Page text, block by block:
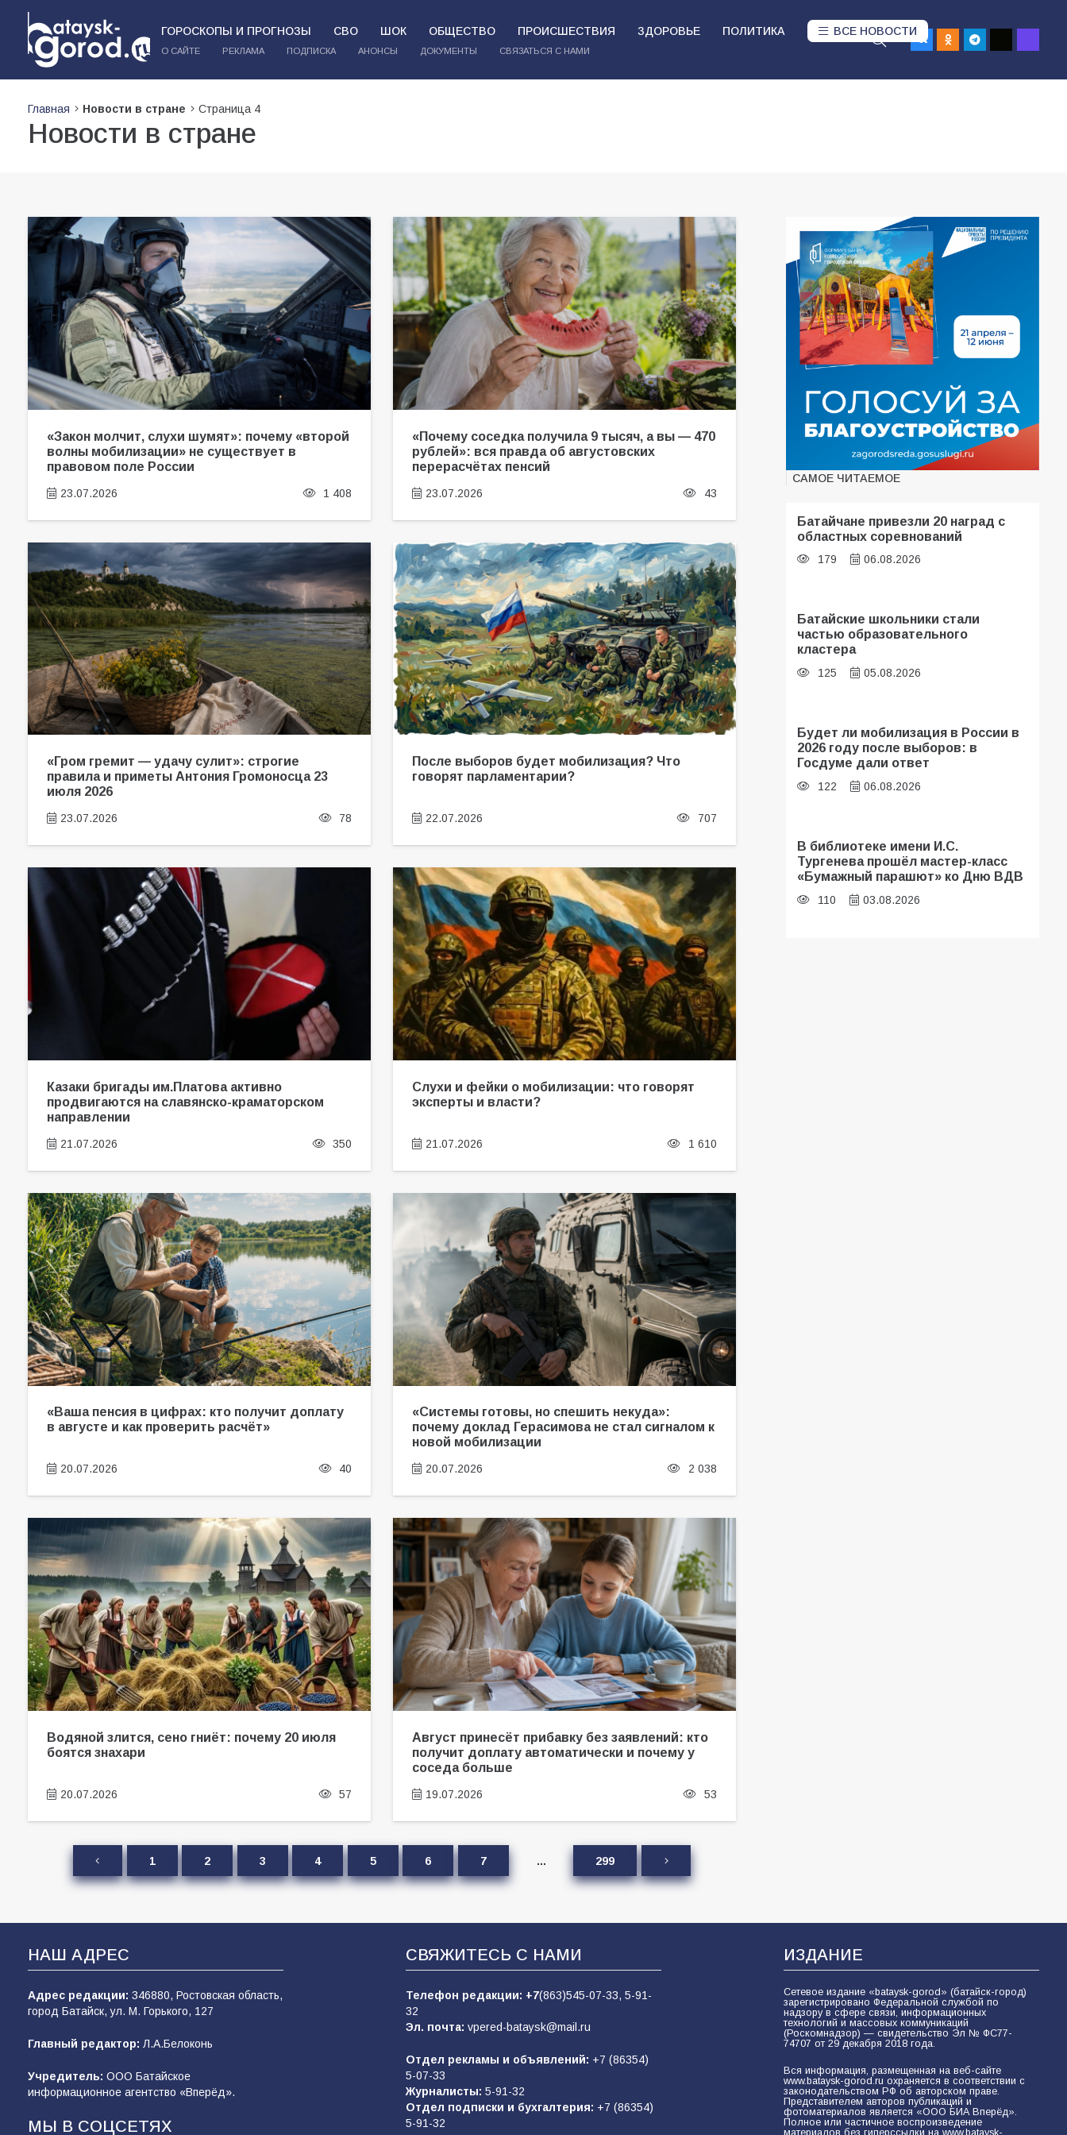
ГОРОСКОПЫ И ПРОГНОЗЫ СВО ШОК ОБЩЕСТВО ПРОИСШЕСТВИЯ ЗДОРОВЬЕ ПОЛИТИКА ВСЕ НОВОСТИ
О САЙТЕ РЕКЛАМА ПОДПИСКА АНОНСЫ ДОКУМЕНТЫ СВЯЗАТЬСЯ С НАМИ
Главная Новости в стране Страница 4
Новости в стране
«Закон молчит, слухи шумят»: почему «второй
волны мобилизации» не существует в
правовом поле России
23.07.2026 1 408
«Почему соседка получила 9 тысяч, а вы — 470
рублей»: вся правда об августовских
перерасчётах пенсий
23.07.2026 43
«Гром гремит — удачу сулит»: строгие
правила и приметы Антония Громоносца 23
июля 2026
23.07.2026 78
После выборов будет мобилизация? Что
говорят парламентарии?
22.07.2026 707
Казаки бригады им.Платова активно
продвигаются на славянско-краматорском
направлении
21.07.2026 350
Слухи и фейки о мобилизации: что говорят
эксперты и власти?
21.07.2026 1 610
«Ваша пенсия в цифрах: кто получит доплату
в августе и как проверить расчёт»
20.07.2026 40
«Системы готовы, но спешить некуда»:
почему доклад Герасимова не стал сигналом к
новой мобилизации
20.07.2026 2 038
Водяной злится, сено гниёт: почему 20 июля
боятся знахари
20.07.2026 57
Август принесёт прибавку без заявлений: кто
получит доплату автоматически и почему у
соседа больше
19.07.2026 53
1 2 3 4 5 6 7 … 299
САМОЕ ЧИТАЕМОЕ
Батайчане привезли 20 наград с
областных соревнований
179 06.08.2026
Батайские школьники стали
частью образовательного
кластера
125 05.08.2026
Будет ли мобилизация в России в
2026 году после выборов: в
Госдуме дали ответ
122 06.08.2026
В библиотеке имени И.С.
Тургенева прошёл мастер-класс
«Бумажный парашют» ко Дню ВДВ
110 03.08.2026
НАШ АДРЕС
Адрес редакции: 346880, Ростовская область,
город Батайск, ул. М. Горького, 127
Главный редактор: Л.А.Белоконь
Учредитель: ООО Батайское
информационное агентство «Вперёд».
МЫ В СОЦСЕТЯХ
СВЯЖИТЕСЬ С НАМИ
Телефон редакции: +7(863)545-07-33, 5-91-
32
Эл. почта: vpered-bataysk@mail.ru
Отдел рекламы и объявлений: +7 (86354)
5-07-33
Журналисты: 5-91-32
Отдел подписки и бухгалтерия: +7 (86354)
5-91-32
ИЗДАНИЕ
Сетевое издание «bataysk-gorod» (батайск-город)
зарегистрировано Федеральной службой по
надзору в сфере связи, информационных
технологий и массовых коммуникаций
(Роскомнадзор) — свидетельство Эл № ФС77-
74707 от 29 декабря 2018 года.
Вся информация, размещенная на веб-сайте
www.bataysk-gorod.ru охраняется в соответствии с
законодательством РФ об авторском праве.
Представителем авторов публикаций и
фотоматериалов является «ООО БИА Вперёд».
Полное или частичное воспроизведение
материалов без гиперссылки на www.bataysk-